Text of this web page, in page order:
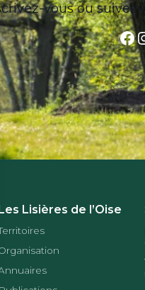
vous ou
Lisières de l’Oise